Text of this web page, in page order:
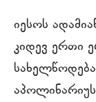
იესოს
კიდევ ერთი